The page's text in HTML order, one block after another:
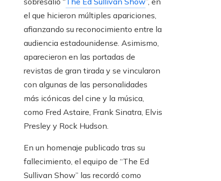
el que hicieron múltiples apariciones,
afianzando su reconocimiento entre la
audiencia estadounidense. Asimismo,
aparecieron en las portadas de
revistas de gran tirada y se vincularon
con algunas de las personalidades
más icónicas del cine y la música,
como Fred Astaire, Frank Sinatra, Elvis
Presley y Rock Hudson.
En un homenaje publicado tras su
fallecimiento, el equipo de “The Ed
Sullivan Show” las recordó como